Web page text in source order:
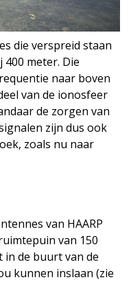
die verspreid staan
meter. Die
naar boven
van de ionosfeer
de zorgen van
zijn dus ook
zoals nu naar
van HAARP
van 150
in de buurt van de
kunnen inslaan (zie